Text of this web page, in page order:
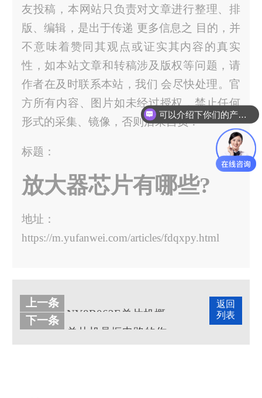
友投稿，本网站只负责对文章进行整理、排
版、编辑，是出于传递 更多信息之 目的，并
不意味着赞同其观点或证实其内容的真实
性，如本站文章和转稿涉及版权等问题，请
作者在及时联系本站，我们 会尽快处理。官
方所有内容、图片如未经过授权，禁止任何
形式的采集、镜像，否则后果自负！
标题：
放大器芯片有哪些?
地址：
https://m.yufanwei.com/articles/fdqxpy.html
返回
列表
上一条
下一条
单片机晶振电路的作用是什么?
可以介绍下你们的产品么？